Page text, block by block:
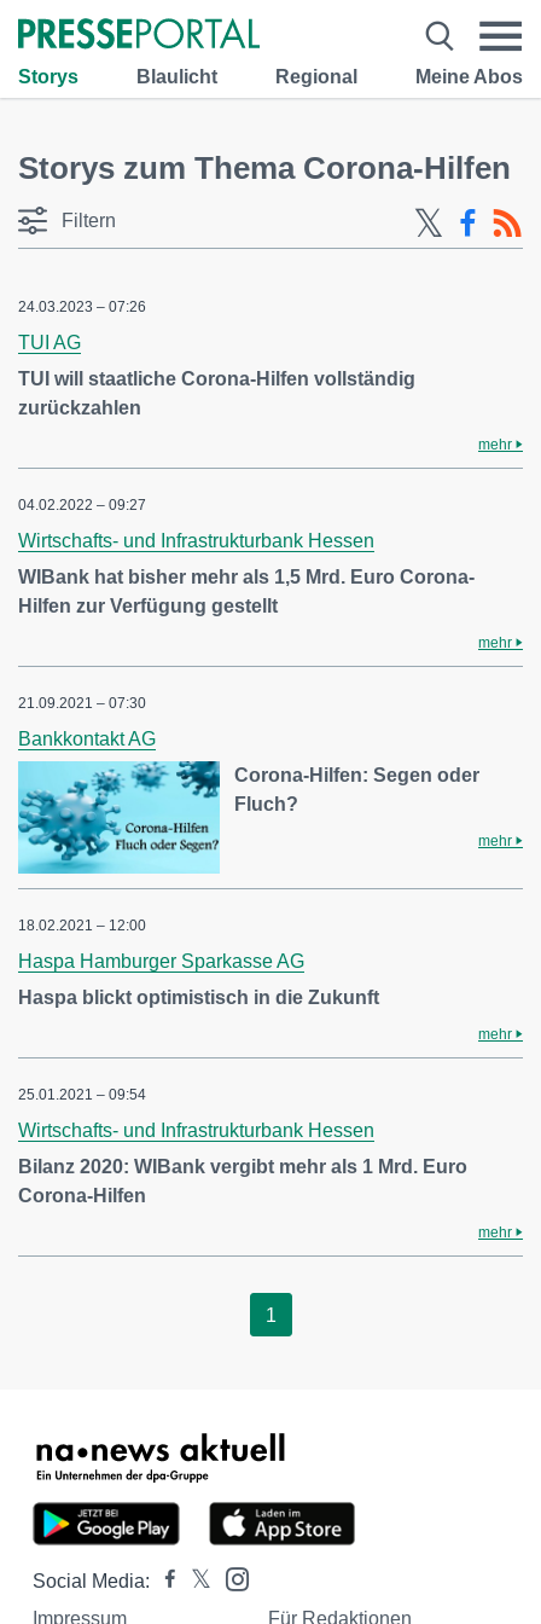
Storys Blaulicht Regional Meine Abos
Storys zum Thema Corona-Hilfen
Filtern
24.03.2023 – 07:26
TUI AG
TUI will staatliche Corona-Hilfen vollständig
zurückzahlen
mehr
04.02.2022 – 09:27
Wirtschafts- und Infrastrukturbank Hessen
WIBank hat bisher mehr als 1,5 Mrd. Euro Corona-
Hilfen zur Verfügung gestellt
mehr
21.09.2021 – 07:30
Bankkontakt AG
Corona-Hilfen: Segen oder
Fluch?
mehr
18.02.2021 – 12:00
Haspa Hamburger Sparkasse AG
Haspa blickt optimistisch in die Zukunft
mehr
25.01.2021 – 09:54
Wirtschafts- und Infrastrukturbank Hessen
Bilanz 2020: WIBank vergibt mehr als 1 Mrd. Euro
Corona-Hilfen
mehr
1
Social Media:
Impressum
Für Redaktionen